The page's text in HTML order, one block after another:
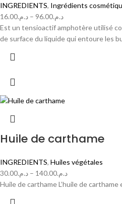
INGREDIENTS, Ingrédients
د.م.16.00 – د.م.96.00
Est un tensioactif amphotère utilisé
de surface du liquide qui entoure les
Huile de carthame
INGREDIENTS, Huiles végétales
د.م.30.00 – د.م.140.00
Huile de carthame L’huile de